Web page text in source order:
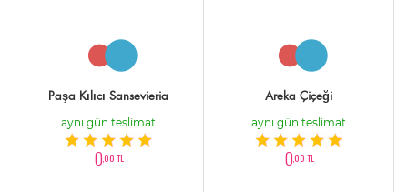
Paşa Kılıcı Sansevieria
aynı gün teslimat
0,00 TL
Areka Çiçeği
aynı gün teslimat
0,00 TL